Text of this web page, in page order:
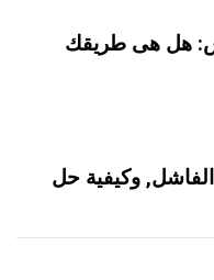
هل هى طريقك
وكيفية حل